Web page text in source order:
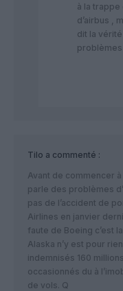
à la
d’airbus ,
dit la
Tilo a commenté :
Avant de commencer
parle des problèmes
pas de l’accident de
Airlines en janvier
faute de Boeing c’est
Alaska n’y est pour
indemnisés 160
occasionnés du à
de vols. Q